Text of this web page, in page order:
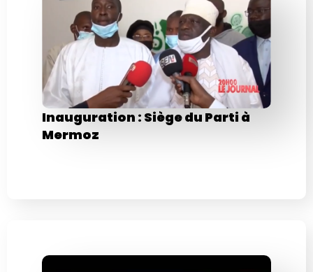
Inauguration : Siège du Parti à
Mermoz